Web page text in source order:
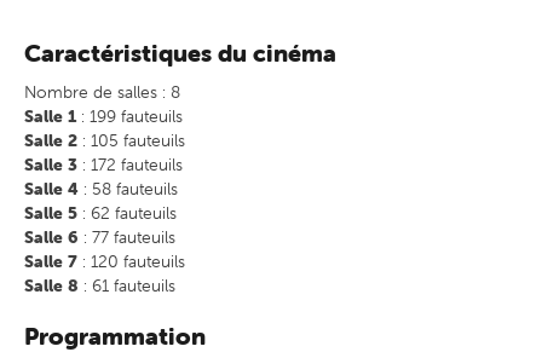
Caractéristiques du cinéma
Nombre de salles : 8
Salle 1: 199 fauteuils
Salle 2 : 105 fauteuils
Salle 3 : 172 fauteuils
Salle 4 : 58 fauteuils
Salle 5 : 62 fauteuils
Salle 6 : 77 fauteuils
Salle 7 : 120 fauteuils
Salle 8 : 61 fauteuils
Programmation